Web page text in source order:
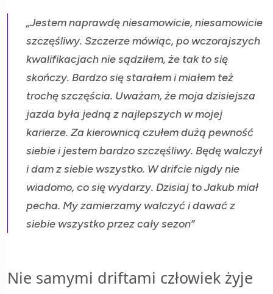
„Jestem naprawdę niesamowicie, niesamowicie
szczęśliwy. Szczerze mówiąc, po wczorajszych
kwalifikacjach nie sądziłem, że tak to się
skończy. Bardzo się starałem i miałem też
trochę szczęścia. Uważam, że moja dzisiejsza
jazda była jedną z najlepszych w mojej
karierze. Za kierownicą czułem dużą pewność
siebie i jestem bardzo szczęśliwy. Będę walczył
i dam z siebie wszystko. W drifcie nigdy nie
wiadomo, co się wydarzy. Dzisiaj to Jakub miał
pecha. My zamierzamy walczyć i dawać z
siebie wszystko przez cały sezon”
Nie samymi driftami człowiek żyje